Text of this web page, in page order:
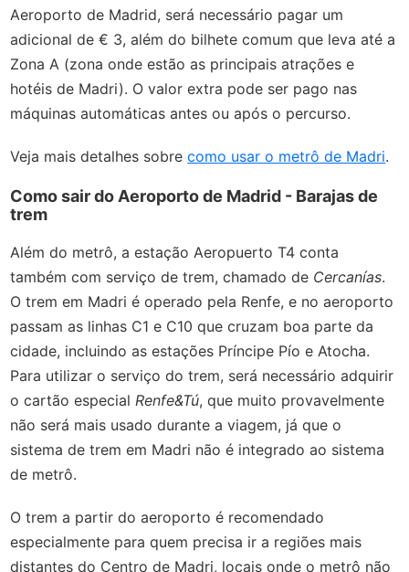
Aeroporto de Madrid, será necessário pagar um
adicional de € 3, além do bilhete comum que leva até a
Zona A (zona onde estão as principais atrações e
hotéis de Madri). O valor extra pode ser pago nas
máquinas automáticas antes ou após o percurso.
Veja mais detalhes sobrecomo usar o metrô de Madri.
Como sair do Aeroporto de Madrid - Barajas de
trem
Além do metrô, a estação Aeropuerto T4 conta
também com serviço de trem, chamado de Cercanías.
O trem em Madri é operado pela Renfe, e no aeroporto
passam as linhas C1 e C10 que cruzam boa parte da
cidade, incluindo as estações Príncipe Pío e Atocha.
Para utilizar o serviço do trem, será necessário adquirir
o cartão especial Renfe&Tú, que muito provavelmente
não será mais usado durante a viagem, já que o
sistema de trem em Madri não é integrado ao sistema
de metrô.
O trem a partir do aeroporto é recomendado
especialmente para quem precisa ir a regiões mais
distantes do Centro de Madri, locais onde o metrô não